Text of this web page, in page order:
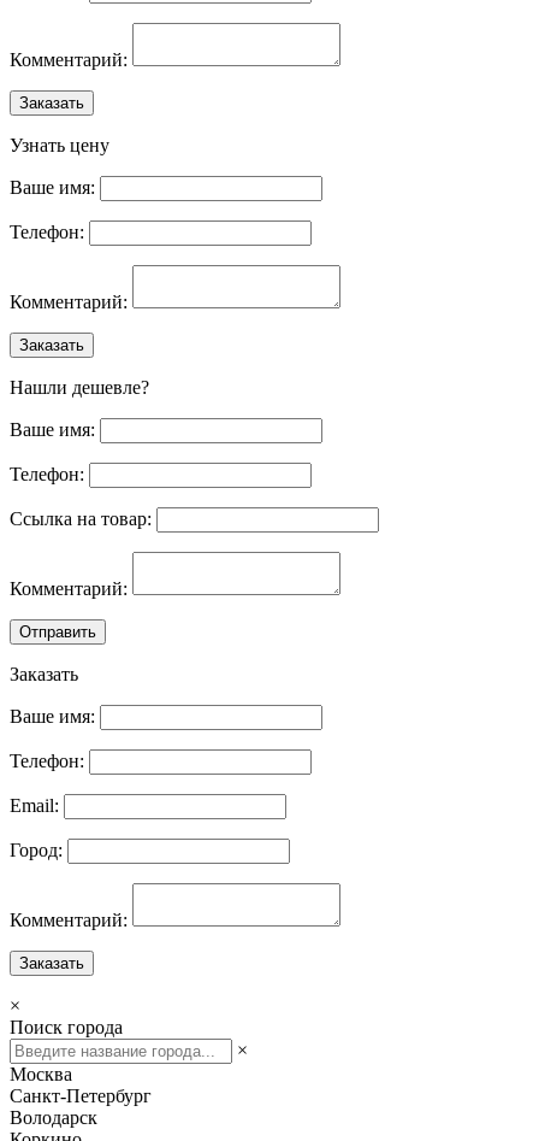
Комментарий:
Заказать
Узнать цену
Ваше имя:
Телефон:
Комментарий:
Заказать
Нашли дешевле?
Ваше имя:
Телефон:
Ссылка на товар:
Комментарий:
Отправить
Заказать
Ваше имя:
Телефон:
Email:
Город:
Комментарий:
Заказать
×
Поиск города
×
Москва
Санкт-Петербург
Володарск